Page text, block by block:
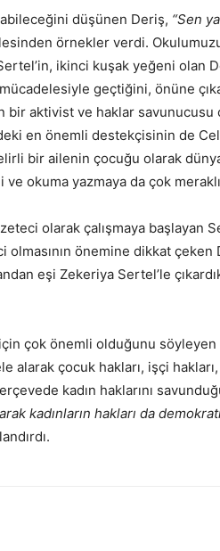
düşünen Deriş, “Sen
örnekler verdi.
ikinci kuşak yeğeni olan
geçtiğini, önüne
bir aktivist ve haklar
en önemli destekçisinin de
bir ailenin çocuğu olarak
okuma yazmaya da çok
olarak çalışmaya başlayan
önemine dikkat çeken
eşi Zekeriya Sertel’le
çok önemli olduğunu söyleyen
alarak çocuk hakları, işçi hakları,
kadın haklarını
kadınların hakları da